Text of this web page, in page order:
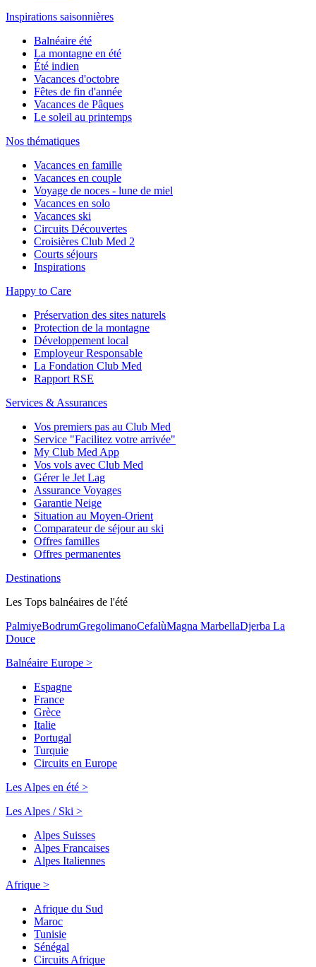
Inspirations saisonnières
Balnéaire été
La montagne en été
Été indien
Vacances d'octobre
Fêtes de fin d'année
Vacances de Pâques
Le soleil au printemps
Nos thématiques
Vacances en famille
Vacances en couple
Voyage de noces - lune de miel
Vacances en solo
Vacances ski
Circuits Découvertes
Croisières Club Med 2
Courts séjours
Inspirations
Happy to Care
Préservation des sites naturels
Protection de la montagne
Développement local
Employeur Responsable
La Fondation Club Med
Rapport RSE
Services & Assurances
Vos premiers pas au Club Med
Service "Facilitez votre arrivée"
My Club Med App
Vos vols avec Club Med
Gérer le Jet Lag
Assurance Voyages
Garantie Neige
Situation au Moyen-Orient
Comparateur de séjour au ski
Offres familles
Offres permanentes
Destinations
Les Tops balnéaires de l'été
PalmiyeBodrumGregolimanoCefalùMagna MarbellaDjerba La
Douce
Balnéaire Europe >
Espagne
France
Grèce
Italie
Portugal
Turquie
Circuits en Europe
Les Alpes en été >
Les Alpes / Ski >
Alpes Suisses
Alpes Francaises
Alpes Italiennes
Afrique >
Afrique du Sud
Maroc
Tunisie
Sénégal
Circuits Afrique